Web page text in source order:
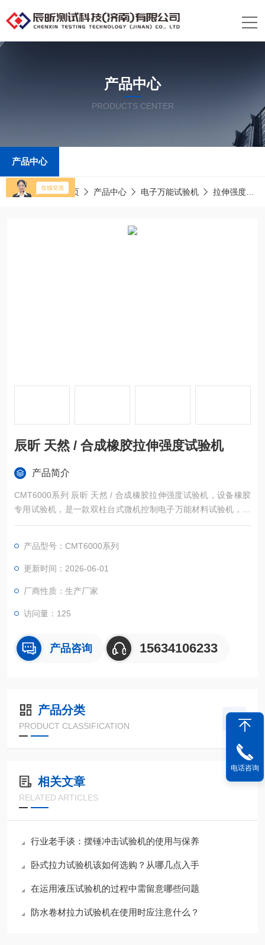
产品中心
PRODUCTS CENTER
产品中心
当前位置：首页 产品中心 电子万能试验机 拉伸强度试验机
辰昕 天然 / 合成橡胶拉伸强度试验机
产品简介
CMT6000系列 辰昕 天然 / 合成橡胶拉伸强度试验机，设备橡胶
专用试验机，是一款双柱台式微机控制电子万能材料试验机，专
为橡胶、弹性体等高分子材料力学测试设计。设备标配橡胶专用
动，可精准完成橡胶拉伸强度、断裂伸长率、定伸应力等试验，
满足 GB/T 528 等橡胶行业标准要求。
产品型号：CMT6000系列
更新时间：2026-06-01
厂商性质：生产厂家
访问量：125
产品咨询 15634106233
产品分类
PRODUCT CLASSIFICATION
相关文章
RELATED ARTICLES
行业老手谈：摆锤冲击试验机的使用与保养
卧式拉力试验机该如何选购？从哪几点入手
在运用液压试验机的过程中需留意哪些问题
防水卷材拉力试验机在使用时应注意什么？
电话咨询